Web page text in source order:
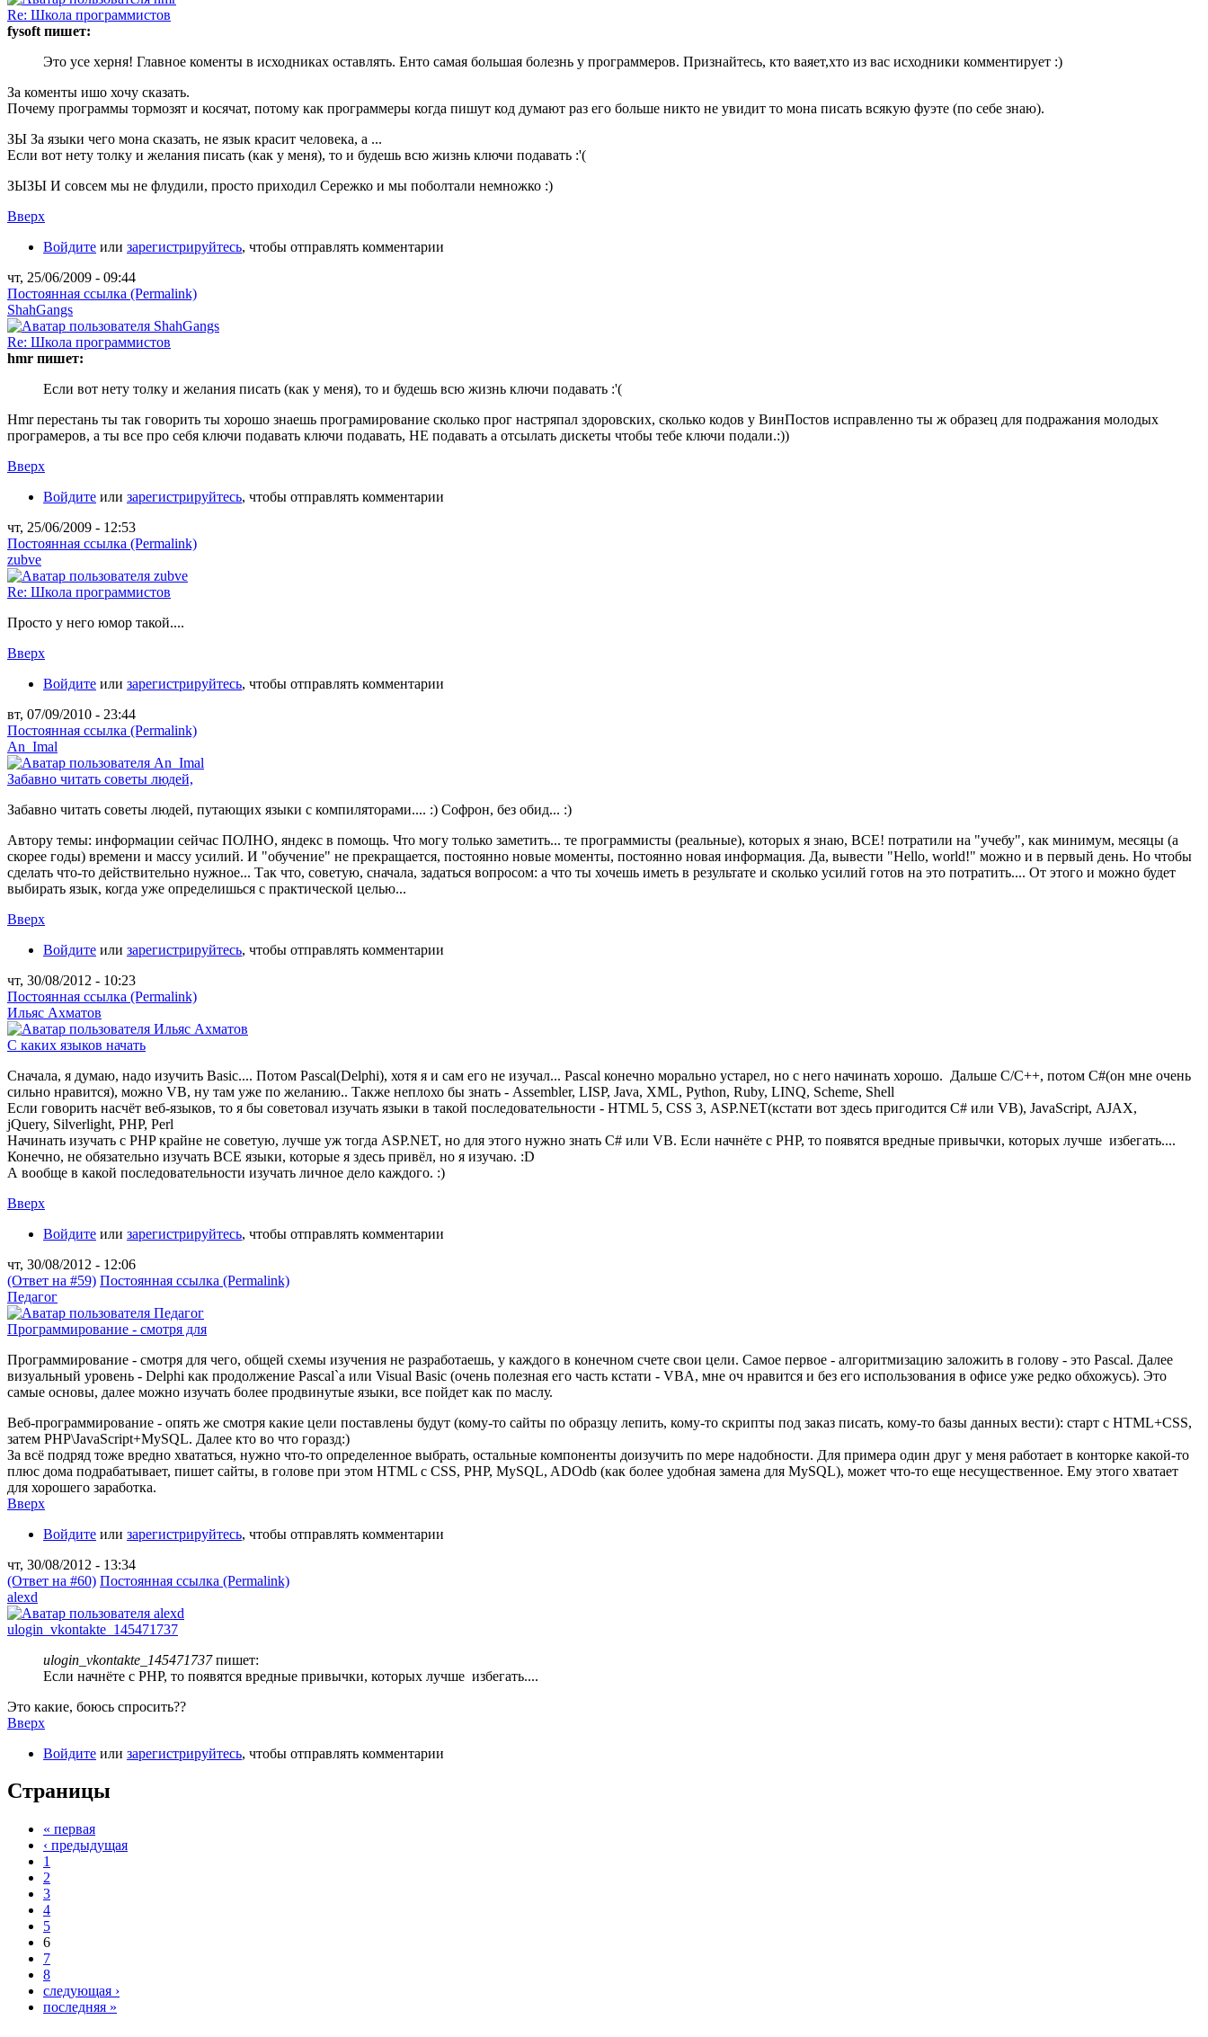
Re: Школа программистов
fysoft пишет:
Это усе херня! Главное коменты в исходниках оставлять. Енто самая большая болезнь у программеров. Признайтесь, кто ваяет,хто из вас исходники комментирует :)
За коменты ишо хочу сказать.
Почему программы тормозят и косячат, потому как программеры когда пишут код думают раз его больше никто не увидит то мона писать всякую фуэте (по себе знаю).
ЗЫ За языки чего мона сказать, не язык красит человека, а ...
Если вот нету толку и желания писать (как у меня), то и будешь всю жизнь ключи подавать :'(
ЗЫЗЫ И совсем мы не флудили, просто приходил Сережко и мы поболтали немножко :)
Вверх
Войдите или зарегистрируйтесь, чтобы отправлять комментарии
чт, 25/06/2009 - 09:44
Постоянная ссылка (Permalink)
ShahGangs
Re: Школа программистов
hmr пишет:
Если вот нету толку и желания писать (как у меня), то и будешь всю жизнь ключи подавать :'(
Hmr перестань ты так говорить ты хорошо знаешь програмирование сколько прог настряпал здоровских, сколько кодов у ВинПостов исправленно ты ж образец для подражания молодых
програмеров, а ты все про себя ключи подавать ключи подавать, НЕ подавать а отсылать дискеты чтобы тебе ключи подали.:))
Вверх
Войдите или зарегистрируйтесь, чтобы отправлять комментарии
чт, 25/06/2009 - 12:53
Постоянная ссылка (Permalink)
zubve
Re: Школа программистов
Просто у него юмор такой....
Вверх
Войдите или зарегистрируйтесь, чтобы отправлять комментарии
вт, 07/09/2010 - 23:44
Постоянная ссылка (Permalink)
An_Imal
Забавно читать советы людей,
Забавно читать советы людей, путающих языки с компиляторами.... :) Софрон, без обид... :)
Автору темы: информации сейчас ПОЛНО, яндекс в помощь. Что могу только заметить... те программисты (реальные), которых я знаю, ВСЕ! потратили на "учебу", как минимум, месяцы (а
скорее годы) времени и массу усилий. И "обучение" не прекращается, постоянно новые моменты, постоянно новая информация. Да, вывести "Hello, world!" можно и в первый день. Но чтобы
сделать что-то действительно нужное... Так что, советую, сначала, задаться вопросом: а что ты хочешь иметь в результате и сколько усилий готов на это потратить.... От этого и можно будет
выбирать язык, когда уже определишься с практической целью...
Вверх
Войдите или зарегистрируйтесь, чтобы отправлять комментарии
чт, 30/08/2012 - 10:23
Постоянная ссылка (Permalink)
Ильяс Ахматов
С каких языков начать
Сначала, я думаю, надо изучить Basic.... Потом Pascal(Delphi), хотя я и сам его не изучал... Pascal конечно морально устарел, но с него начинать хорошо. Дальше С/С++, потом С#(он мне очень
сильно нравится), можно VB, ну там уже по желанию.. Также неплохо бы знать - Assembler, LISP, Java, XML, Python, Ruby, LINQ, Scheme, Shell
Если говорить насчёт веб-языков, то я бы советовал изучать языки в такой последовательности - HTML 5, CSS 3, ASP.NET(кстати вот здесь пригодится C# или VB), JavaScript, AJAX,
jQuery, Silverlight, PHP, Perl
Начинать изучать с PHP крайне не советую, лучше уж тогда ASP.NET, но для этого нужно знать C# или VB. Если начнёте с PHP, то появятся вредные привычки, которых лучше избегать....
Конечно, не обязательно изучать ВСЕ языки, которые я здесь привёл, но я изучаю. :D
А вообще в какой последовательности изучать личное дело каждого. :)
Вверх
Войдите или зарегистрируйтесь, чтобы отправлять комментарии
чт, 30/08/2012 - 12:06
(Ответ на #59) Постоянная ссылка (Permalink)
Педагог
Программирование - смотря для
Программирование - смотря для чего, общей схемы изучения не разработаешь, у каждого в конечном счете свои цели. Самое первое - алгоритмизацию заложить в голову - это Pascal. Далее
визуальный уровень - Delphi как продолжение Pascal`a или Visual Basic (очень полезная его часть кстати - VBA, мне оч нравится и без его использования в офисе уже редко обхожусь). Это
самые основы, далее можно изучать более продвинутые языки, все пойдет как по маслу.
Веб-программирование - опять же смотря какие цели поставлены будут (кому-то сайты по образцу лепить, кому-то скрипты под заказ писать, кому-то базы данных вести): старт с HTML+CSS,
затем PHP\JavaScript+MySQL. Далее кто во что горазд:)
За всё подряд тоже вредно хвататься, нужно что-то определенное выбрать, остальные компоненты доизучить по мере надобности. Для примера один друг у меня работает в конторке какой-то
плюс дома подрабатывает, пишет сайты, в голове при этом HTML с CSS, PHP, MySQL, ADOdb (как более удобная замена для MySQL), может что-то еще несущественное. Ему этого хватает
для хорошего заработка.
Вверх
Войдите или зарегистрируйтесь, чтобы отправлять комментарии
чт, 30/08/2012 - 13:34
(Ответ на #60) Постоянная ссылка (Permalink)
alexd
ulogin_vkontakte_145471737
ulogin_vkontakte_145471737пишет:
Если начнёте с PHP, то появятся вредные привычки, которых лучше избегать....
Это какие, боюсь спросить??
Вверх
Войдите или зарегистрируйтесь, чтобы отправлять комментарии
Страницы
« первая
‹ предыдущая
1
2
3
4
5
6
7
8
следующая ›
последняя »